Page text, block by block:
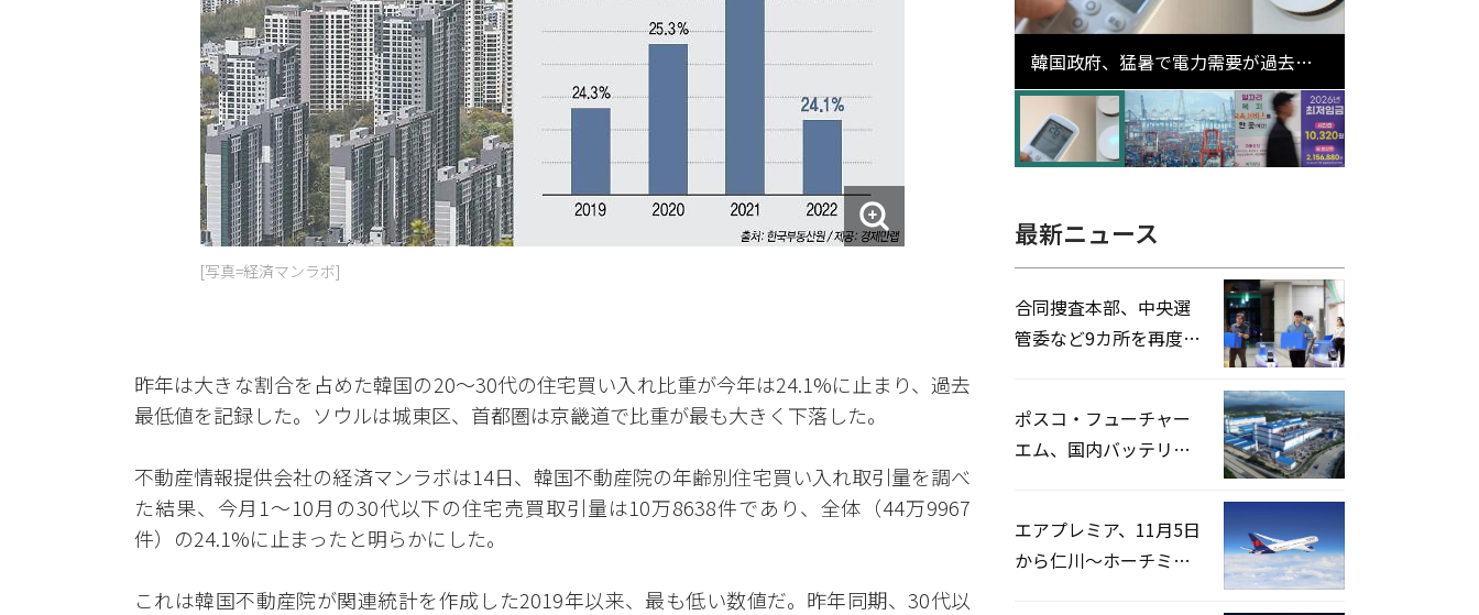
[写真=経済マンラボ]
昨年は大きな割合を占めた韓国の20～30代の住宅買い入れ比重が今年は24.1%に止まり、過去
最低値を記録した。ソウルは城東区、首都圏は京畿道で比重が最も大きく下落した。
不動産情報提供会社の経済マンラボは14日、韓国不動産院の年齢別住宅買い入れ取引量を調べ
た結果、今月1～10月の30代以下の住宅売買取引量は10万8638件であり、全体（44万9967
件）の24.1%に止まったと明らかにした。
これは韓国不動産院が関連統計を作成した2019年以来、最も低い数値だ。昨年同期、30代以
韓国政府、猛暑で電力需要が過去最
高更新の可能性に需給対応体制を点
検
最新ニュース
合同捜査本部、中央選
管委など9カ所を再度家
ポスコ・フューチャー
エム、国内バッテリー
エアプレミア、11月5日
から仁川〜ホーチミン